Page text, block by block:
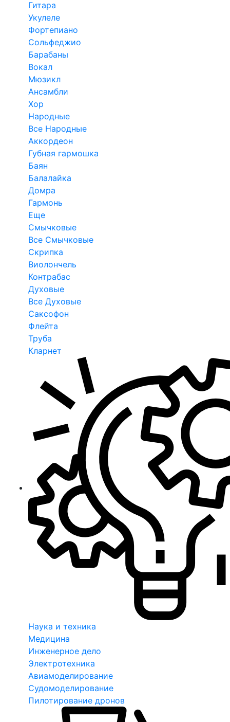
Гитара
Укулеле
Фортепиано
Сольфеджио
Барабаны
Вокал
Мюзикл
Ансамбли
Хор
Народные
Все Народные
Аккордеон
Губная гармошка
Баян
Балалайка
Домра
Гармонь
Еще
Смычковые
Все Смычковые
Скрипка
Виолончель
Контрабас
Духовые
Все Духовые
Саксофон
Флейта
Труба
Кларнет
Наука и техника
Медицина
Инженерное дело
Электротехника
Авиамоделирование
Судомоделирование
Пилотирование дронов